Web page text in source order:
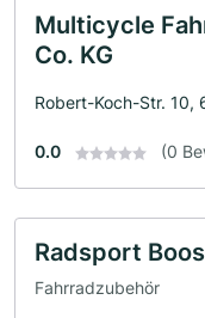
Multicycle
Co. KG
Robert-Koch-Str. 10,
0.0 (0
Radsport Boos
Fahrradzubehör